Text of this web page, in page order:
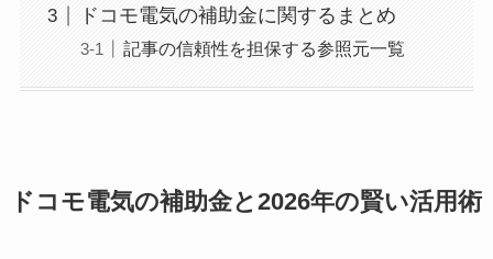
ドコモ電気の補助金に関するまとめ
記事の信頼性を担保する参照元一覧
ドコモ電気の補助金と2026年の賢い活用術